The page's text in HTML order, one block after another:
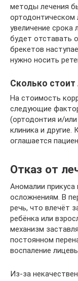
методы лечения
ортодонтическом
увеличение срока
будет отставать
брекетов
нужно носить
Сколько стоит
На стоимость
следующие
(ортодонтия и/или
клиника и другие.
оглашается
Отказ от
Аномалии
осложнениям. В
речь, что влечёт
ребёнка или
механизм
постоянном
воспаление
Из-за